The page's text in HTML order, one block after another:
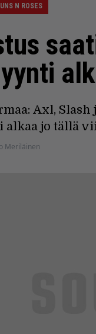
N ROSES
Axl,
alkaa jo tällä
Meriläinen